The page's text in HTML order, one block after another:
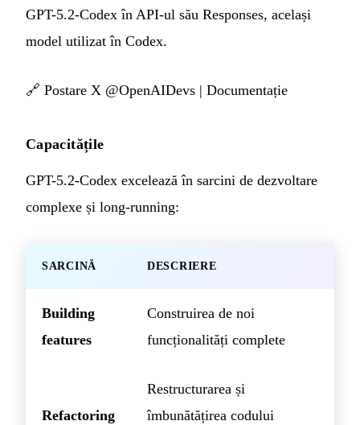
GPT-5.2-Codex în API-ul său Responses, același
model utilizat în Codex.
🔗 Postare X @OpenAIDevs | Documentație
Capacitățile
GPT-5.2-Codex excelează în sarcini de dezvoltare
complexe și long-running:
SARCINĂ DESCRIERE
Building
features
Construirea de noi
funcționalități complete
Refactoring
Restructurarea și
îmbunătățirea codului